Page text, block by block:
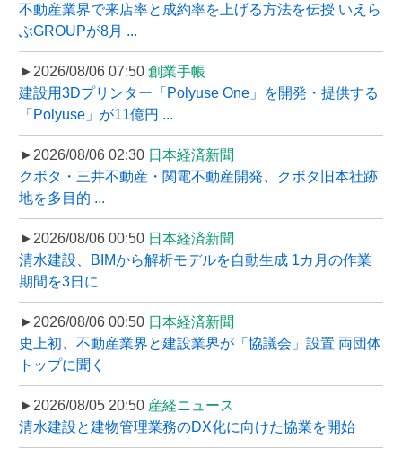
不動産業界で来店率と成約率を上げる方法を伝授 いえら
ぶGROUPが8月 ...
►2026/08/06 07:50 創業手帳
建設用3Dプリンター「Polyuse One」を開発・提供する
「Polyuse」が11億円 ...
►2026/08/06 02:30 日本経済新聞
クボタ・三井不動産・関電不動産開発、クボタ旧本社跡
地を多目的 ...
►2026/08/06 00:50 日本経済新聞
清水建設、BIMから解析モデルを自動生成 1カ月の作業
期間を3日に
►2026/08/06 00:50 日本経済新聞
史上初、不動産業界と建設業界が「協議会」設置 両団体
トップに聞く
►2026/08/05 20:50 産経ニュース
清水建設と建物管理業務のDX化に向けた協業を開始